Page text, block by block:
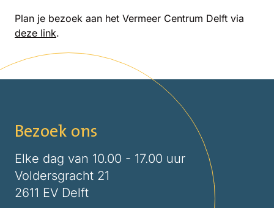
Plan je bezoek aan het Vermeer Centrum Delft via
deze link.
Bezoek ons
Elke dag van 10.00 - 17.00 uur
Voldersgracht 21
2611 EV Delft